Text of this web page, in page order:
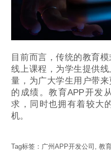
目前而言，传统的教育
线上课程，为学生提供
量，为广大学生用户带
的成绩。教育APP开发
求，同时也拥有着较大
机。
Tag标签： 广州APP开发公司 ,教